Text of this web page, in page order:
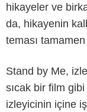
hikayeler ve
da, hikayenin
teması
Stand by Me,
sıcak bir film
izleyicinin içine